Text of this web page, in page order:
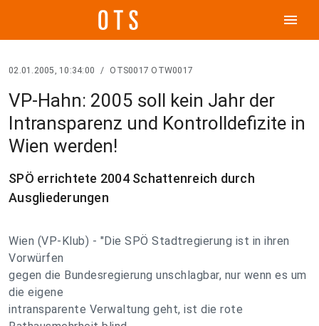
menu
02.01.2005, 10:34:00 / OTS0017 OTW0017
VP-Hahn: 2005 soll kein Jahr der
Intransparenz und Kontrolldefizite in
Wien werden!
SPÖ errichtete 2004 Schattenreich durch
Ausgliederungen
Wien (VP-Klub) - "Die SPÖ Stadtregierung ist in ihren
Vorwürfen
gegen die Bundesregierung unschlagbar, nur wenn es um
die eigene
intransparente Verwaltung geht, ist die rote